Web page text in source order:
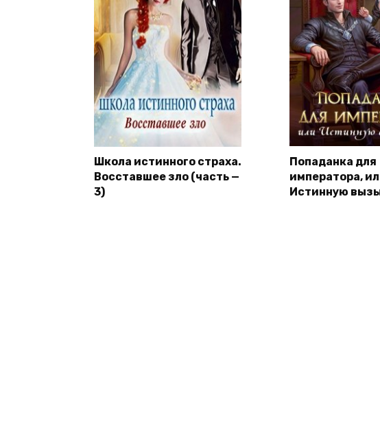
Школа истинного страха.
Восставшее зло (часть —
3)
Попаданка для
императора,
Истинную